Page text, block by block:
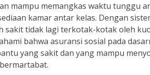
mampu memangkas waktu tunggu
kamar antar kelas. Dengan
sakit tidak lagi terkotak-kotak oleh
bahwa asuransi sosial pada
yang sakit dan yang mampu